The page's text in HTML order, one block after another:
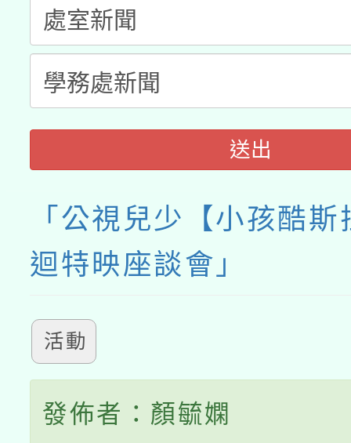
送出
「公視兒少【小孩酷
迴特映座談會」
活動
發佈者：顏毓嫻